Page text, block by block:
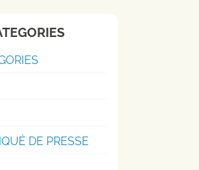
DE PRESSE